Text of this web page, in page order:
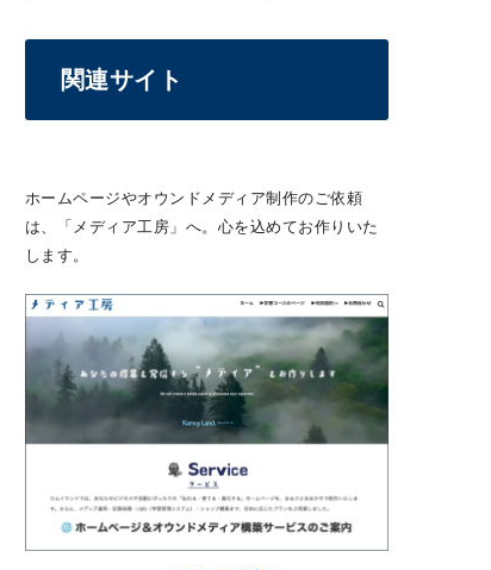
関連サイト
ホームページやオウンドメディア制作のご依頼
は、「メディア工房」へ。心を込めてお作りいた
します。